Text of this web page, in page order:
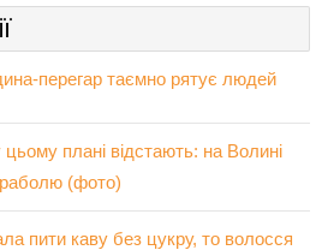
перегар таємно рятує людей
плані відстають: на Волині
(фото)
пити каву без цукру, то волосся